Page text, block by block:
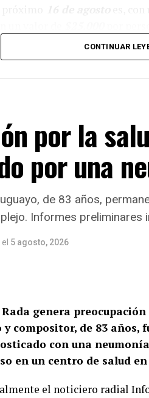
asegurada es para este
serán los más chicos.
CONTINUAR
por la
por una
de 83 años,
Informes preliminares
el 5 agosto, 2026
genera
y compositor, de 83
con una
en un centro de salud
el noticiero radial